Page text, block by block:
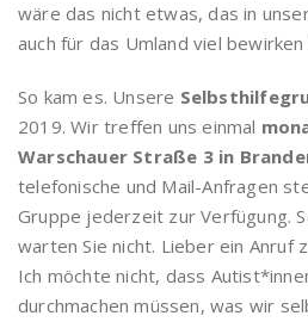
wäre das nicht etwas, das in
auch für das Umland viel bewirken
So kam es. Unsere
2019. Wir treffen uns einmal
Warschauer Straße 3 in
telefonische und Mail-Anfragen
Gruppe jederzeit zur Verfügung.
warten Sie nicht. Lieber ein Anruf
Ich möchte nicht, dass
durchmachen müssen, was wir